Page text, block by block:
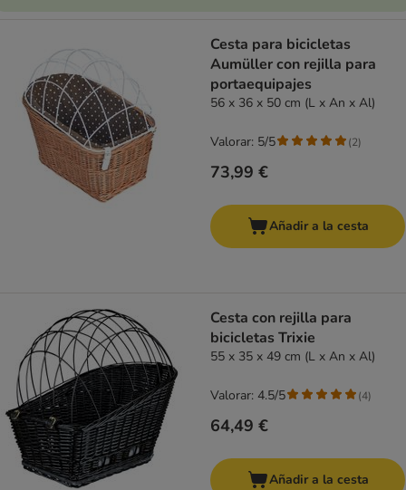
Cesta para bicicletas
Aumüller con rejilla para
portaequipajes
56 x 36 x 50 cm (L x An x Al)
73,99 €
Valorar: 5/5 (2)
Añadir a la cesta
Cesta con rejilla para
bicicletas Trixie
55 x 35 x 49 cm (L x An x Al)
64,49 €
Valorar: 4.5/5 (4)
Añadir a la cesta